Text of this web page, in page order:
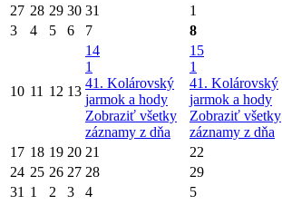
27 28 29 30 31 1
3
4 5 6 7 8
10 11 12 13
14
1
41. Kolárovský
jarmok a hody
Zobraziť všetky
záznamy z dňa
15
1
41. Kolárovský
jarmok a hody
Zobraziť všetky
záznamy z dňa
17 18 19 20 21 22
24 25 26 27 28 29
31 1 2 3 4 5